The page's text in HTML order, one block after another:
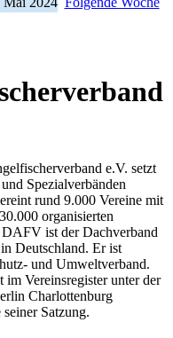
e.V. setzt
Spezialverbänden
rund 9.000 Vereine mit
organisierten
ist der Dachverband
Deutschland. Er ist
und Umweltverband.
Vereinsregister unter der
Charlottenburg
Satzung.